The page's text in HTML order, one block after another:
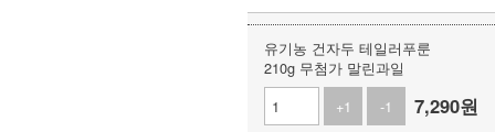
유기농 건자두 테일러푸룬
210g 무첨가 말린과일
+1
-1 7,290원